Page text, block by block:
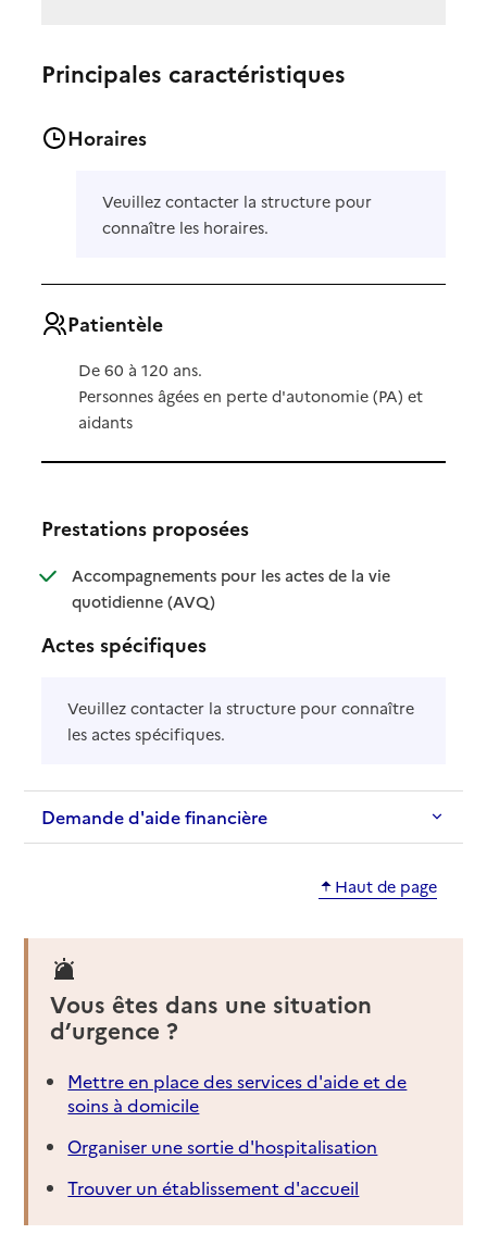
Principales caractéristiques
Horaires
Veuillez contacter la structure pour
connaître les horaires.
Patientèle
De 60 à 120 ans.
Personnes âgées en perte d'autonomie (PA) et
aidants
Prestations proposées
Accompagnements pour les actes de la vie
quotidienne (AVQ): disponible
: non disponible
Actes spécifiques
Veuillez contacter la structure pour connaître
les actes spécifiques.
Demande d'aide financière
Haut de page
Vous êtes dans une situation
d’urgence ?
Mettre en place des services d'aide et de
soins à domicile
Organiser une sortie d'hospitalisation
Trouver un établissement d'accueil